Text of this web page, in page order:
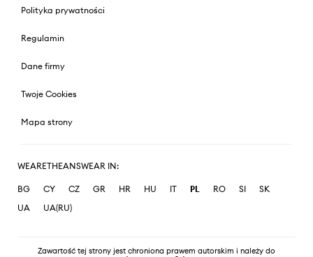
Polityka prywatności
Regulamin
Dane firmy
Twoje Cookies
Mapa strony
WEARETHEANSWEAR IN:
BG CY CZ GR HR HU IT PL RO SI
SK
UA
UA(RU)
Zawartość tej strony jest chroniona prawem autorskim i należy do